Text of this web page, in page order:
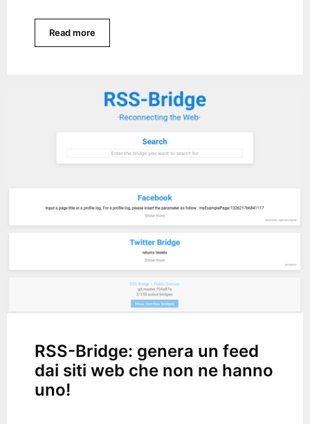
Read more
RSS-Bridge: genera un feed
dai siti web che non ne hanno
uno!